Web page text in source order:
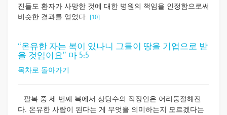
진들도 환자가 사망한 것에 대한 병원의 책임을 인정함으로써
비슷한 결과를 얻었다. [10]
“온유한 자는 복이 있나니 그들이 땅을 기업으로 받
을 것임이요” 마 5:5
목차로 돌아가기
팔복 중 세 번째 복에서 상당수의 직장인은 어리둥절해진
다. 온유한 사람이 된다는 게 무엇을 의미하는지 모르겠다는